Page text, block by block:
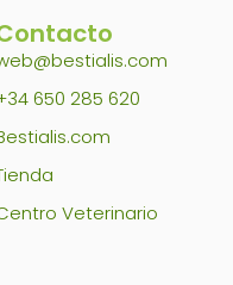
650 285 620
Veterinario